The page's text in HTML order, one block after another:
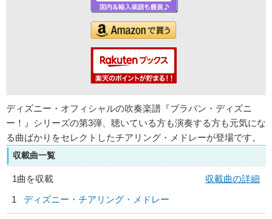
ディズニー・オフィシャルの吹奏楽譜『ブラバン・ディズニ
ー！』シリーズの第3弾、聴いている方も演奏する方も元気にな
る曲ばかりをセレクトしたチアリング・メドレーが登場です。
収載曲一覧
1曲を収載
収載曲の詳細
1
ディズニー・チアリング・メドレー